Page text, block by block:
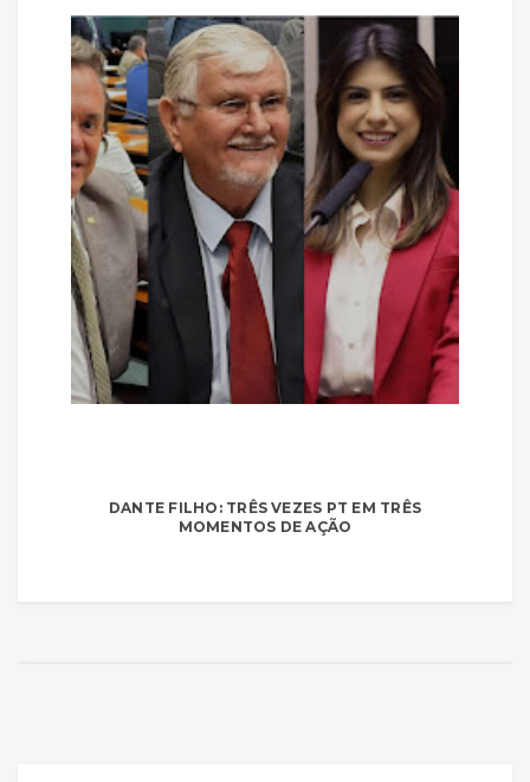
DANTE FILHO: TRÊS VEZES PT EM TRÊS
MOMENTOS DE AÇÃO